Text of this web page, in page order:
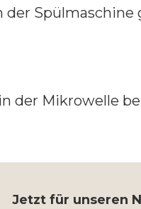
der
der Mikrowelle
Jetzt für unseren